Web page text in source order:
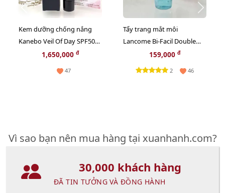
Kem dưỡng chống nắng
Kanebo Veil Of Day SPF50
2in1 nâng tông trắng hồng
1,650,000 đ
47
Tẩy trang mắt môi
Lancome Bi-Facil Double
Action Eye sạch sâu và dịu
nhẹ, 30ml
159,000 đ
2 46
Vì sao bạn nên mua hàng tại xuanhanh.com?
30,000 khách hàng
ĐÃ TIN TƯỞNG VÀ ĐỒNG HÀNH